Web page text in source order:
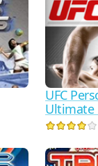
UFC
Ultimate